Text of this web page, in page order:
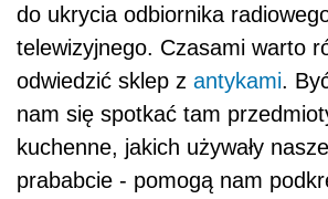
do ukrycia odbiornika
telewizyjnego. Czasami warto
odwiedzić sklep z antykami.
nam się spotkać tam
kuchenne, jakich używały
prababcie - pomogą nam